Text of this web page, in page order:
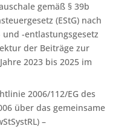
gemäß § 39b
(EStG) nach
-entlastungsgesetz
der Beiträge zur
2023 bis 2025 im
2006/112/EG des
über das gemeinsame
–